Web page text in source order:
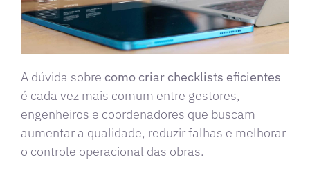
A dúvida sobre como criar checklists eficientes
é cada vez mais comum entre gestores,
engenheiros e coordenadores que buscam
aumentar a qualidade, reduzir falhas e melhorar
o controle operacional das obras.